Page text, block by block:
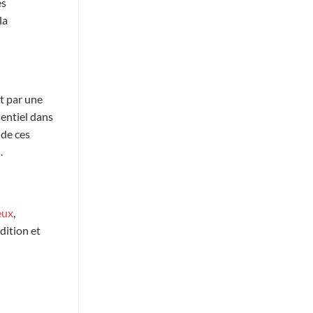
par une
dans
ces
et